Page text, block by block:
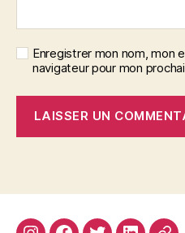
Enregistrer mon nom, mon
navigateur pour mon